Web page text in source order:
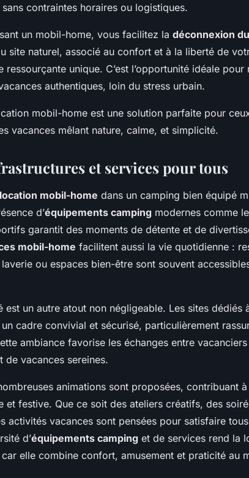
contraintes horaires ou logistiques.
un mobil-home, vous facilitez la déconnexion
site naturel, associé au confort et à la liberté de
ressourçante unique. C’est l’opportunité idéale
authentiques, loin du stress urbain.
mobil-home est une solution parfaite pour
vacances mêlant nature, calme, et simplicité.
et services pour tous
location mobil-home dans un camping bien équipé
d’équipements camping modernes comme
garantit des moments de détente et de
mobil-home facilitent aussi la vie quotidienne :
ou espaces bien-être sont souvent
est un autre atout non négligeable. Les sites
cadre convivial et sécurisé, particulièrement
ambiance favorise les échanges entre
de vacances sereines.
animations sont proposées, contribuant
et festive. Que ce soit des ateliers créatifs, des
activités vacances sont pensées pour satisfaire
d’équipements camping et de services rend la
elle combine confort, amusement et praticité au